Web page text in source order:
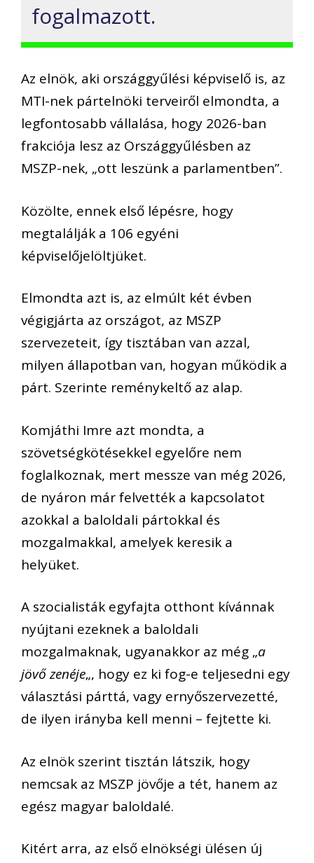
fogalmazott.
Az elnök, aki országgyűlési képviselő is, az
MTI-nek pártelnöki terveiről elmondta, a
legfontosabb vállalása, hogy 2026-ban
frakciója lesz az Országgyűlésben az
MSZP-nek, „ott leszünk a parlamentben”.
Közölte, ennek első lépésre, hogy
megtalálják a 106 egyéni
képviselőjelöltjüket.
Elmondta azt is, az elmúlt két évben
végigjárta az országot, az MSZP
szervezeteit, így tisztában van azzal,
milyen állapotban van, hogyan működik a
párt. Szerinte reménykeltő az alap.
Komjáthi Imre azt mondta, a
szövetségkötésekkel egyelőre nem
foglalkoznak, mert messze van még 2026,
de nyáron már felvették a kapcsolatot
azokkal a baloldali pártokkal és
mozgalmakkal, amelyek keresik a
helyüket.
A szocialisták egyfajta otthont kívánnak
nyújtani ezeknek a baloldali
mozgalmaknak, ugyanakkor az még „a
jövő zenéje„, hogy ez ki fog-e teljesedni egy
választási párttá, vagy ernyőszervezetté,
de ilyen irányba kell menni – fejtette ki.
Az elnök szerint tisztán látszik, hogy
nemcsak az MSZP jövője a tét, hanem az
egész magyar baloldalé.
Kitért arra, az első elnökségi ülésen új